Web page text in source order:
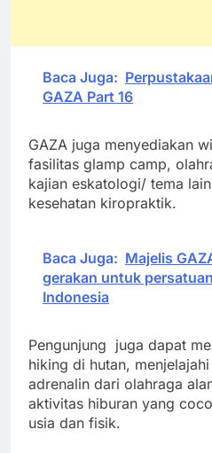
Baca Juga:
GAZA Part 16
GAZA juga menyediakan
fasilitas glamp camp,
kajian eskatologi/ tema
kesehatan kiropraktik.
Baca Juga: Majelis
gerakan untuk
Indonesia
Pengunjung juga dapat
hiking di hutan,
adrenalin dari olahraga
aktivitas hiburan yang
usia dan fisik.